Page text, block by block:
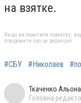
на взятке.
Якщо ви помітили помилку,
повідомити про це редакцію
#СБУ #Николаев
Ткаченко Альона
Головна